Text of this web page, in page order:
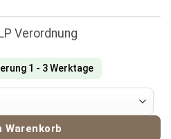
Verordnung
1 - 3 Werktage
10ml Menge
Warenkorb